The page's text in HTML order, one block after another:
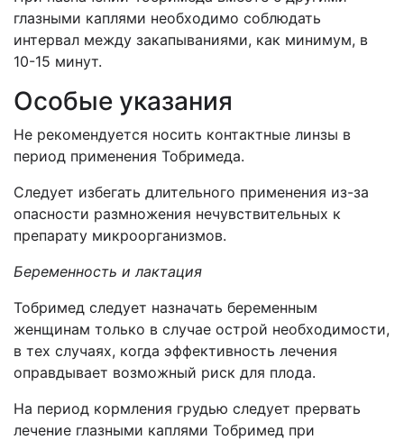
глазными каплями необходимо соблюдать
интервал между закапываниями, как минимум, в
10-15 минут.
Особые указания
Не рекомендуется носить контактные линзы в
период применения Тобримеда.
Следует избегать длительного применения из-за
опасности размножения нечувствительных к
препарату микроорганизмов.
Беременность и лактация
Тобримед следует назначать беременным
женщинам только в случае острой необходимости,
в тех случаях, когда эффективность лечения
оправдывает возможный риск для плода.
На период кормления грудью следует прервать
лечение глазными каплями Тобримед при